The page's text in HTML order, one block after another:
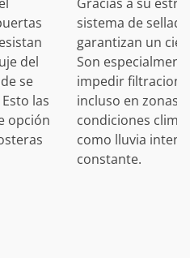
del
se
las
opción
sistema de
garantizan un
Son
impedir
incluso en zonas
condiciones
como lluvia
constante.